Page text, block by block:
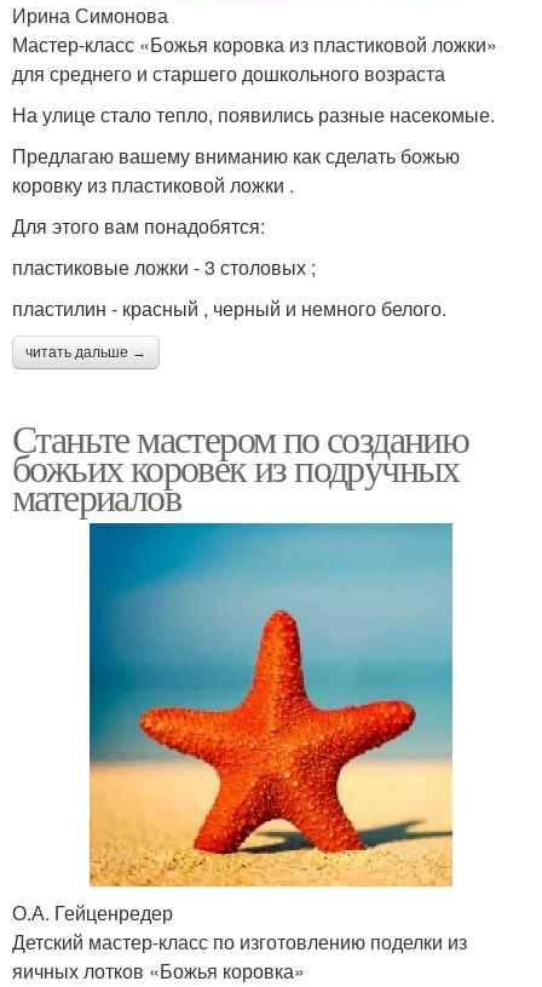
Ирина Симонова
Мастер-класс «Божья коровка из пластиковой ложки»
для среднего и старшего дошкольного возраста
На улице стало тепло, появились разные насекомые.
Предлагаю вашему вниманию как сделать божью
коровку из пластиковой ложки .
Для этого вам понадобятся:
пластиковые ложки - 3 столовых ;
пластилин - красный , черный и немного белого.
читать дальше →
Станьте мастером по созданию
божьих коровек из подручных
материалов
О.А. Гейценредер
Детский мастер-класс по изготовлению поделки из
яичных лотков «Божья коровка»